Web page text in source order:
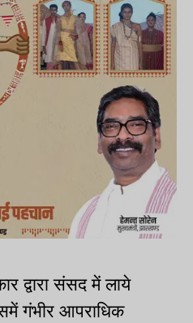
द्वारा संसद में लाये
गंभीर आपराधिक